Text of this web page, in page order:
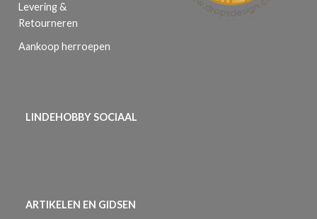
Levering &
Retourneren
Aankoop herroepen
LINDEHOBBY SOCIAAL
ARTIKELEN EN GIDSEN